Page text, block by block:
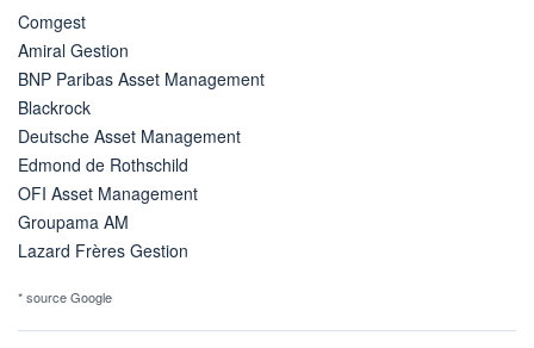
Comgest
Amiral Gestion
BNP Paribas Asset Management
Blackrock
Deutsche Asset Management
Edmond de Rothschild
OFI Asset Management
Groupama AM
Lazard Frères Gestion
* source Google